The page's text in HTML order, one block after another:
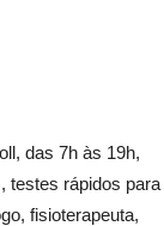
das 7h às 19h,
testes rápidos para
fisioterapeuta,